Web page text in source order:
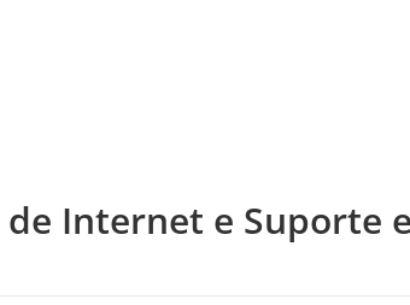
Internet e Suporte